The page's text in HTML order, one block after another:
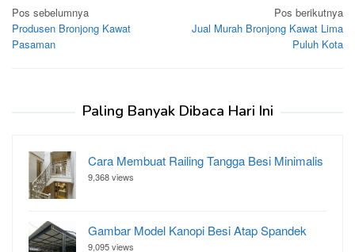
Navigasi
pos
Pos sebelumnya
Produsen Bronjong Kawat
Pasaman
Pos berikutnya
Jual Murah Bronjong Kawat Lima
Puluh Kota
Paling Banyak Dibaca Hari Ini
Cara Membuat Railing Tangga Besi Minimalis
9,368 views
Gambar Model Kanopi Besi Atap Spandek
9,095 views